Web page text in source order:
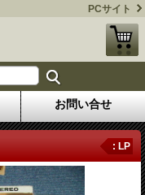
PCサイト
お問い合せ
: LP